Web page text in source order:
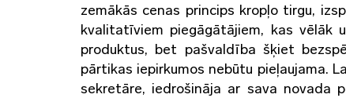
zemākās cenas princips kropļo tirgu,
kvalitatīviem piegāgātājiem, kas vēlāk
produktus, bet pašvaldība šķiet
pārtikas iepirkumos nebūtu pieļaujama.
sekretāre, iedrošināja ar sava novada